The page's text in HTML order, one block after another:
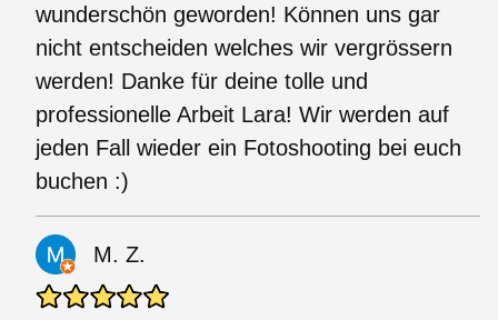
wunderschön geworden! Können uns gar
nicht entscheiden welches wir vergrössern
werden! Danke für deine tolle und
professionelle Arbeit Lara! Wir werden auf
jeden Fall wieder ein Fotoshooting bei euch
buchen :)
M. Z.